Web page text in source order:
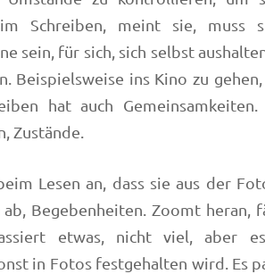
Schreiben, meint sie, muss
sein, für sich, sich selbst
Beispielsweise ins Kino zu
hat auch
Zustände.
Lesen an, dass sie aus der
Begebenheiten. Zoomt heran,
etwas, nicht viel, aber
in Fotos festgehalten wird. Es